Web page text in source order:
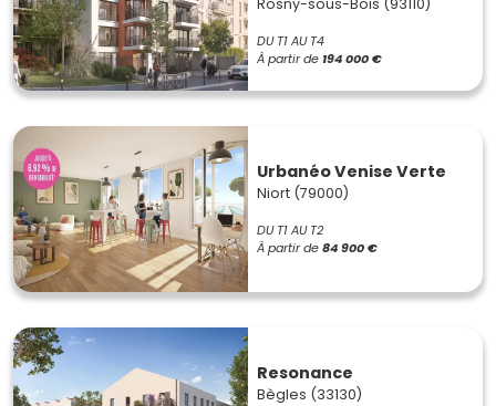
DU T1 AU T4
À partir de 194 000 €
Urbanéo Venise Verte
Niort (79000)
DU T1 AU T2
À partir de84 900 €
Resonance
Bègles (33130)